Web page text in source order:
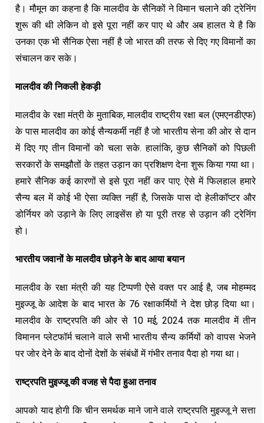
है। मौमून का कहना है कि मालदीव के सैनिकों ने विमान चलाने की ट्रेनिंग
शुरू की थी लेकिन वो इसे पूरा नहीं कर पाए थे और अब हालत ये है कि
उनका एक भी सैनिक ऐसा नहीं है जो भारत की तरफ से दिए गए विमानों का
संचालन कर सके।
मालदीव की निकली हेकड़ी
मालदीव के रक्षा मंत्री के मुताबिक, मालदीव राष्ट्रीय रक्षा बल (एमएनडीएफ)
के पास मालदीव का कोई सैन्यकर्मी नहीं है जो भारतीय सेना की ओर से दान
में दिए गए तीन विमानों को चला सके. हालांकि, कुछ सैनिकों को पिछली
सरकारों के समझौतों के तहत उड़ान का प्रशिक्षण देना शुरू किया गया था।
हमारे सैनिक कई कारणों से इसे पूरा नहीं कर पाए. ऐसे में फिलहाल हमारे
सैन्य बल में कोई भी ऐसा व्यक्ति नहीं है, जिसके पास दो हेलीकॉप्टर और
डोर्नियर को उड़ाने के लिए लाइसेंस हो या पूरी तरह से उड़ान की ट्रेनिंग
हो।
भारतीय जवानों के मालदीव छोड़ने के बाद आया बयान
मालदीव के रक्षा मंत्री की यह टिप्पणी ऐसे वक्त पर आई है, जब मोहम्मद
मुइज्जू के आदेश के बाद भारत के 76 रक्षाकर्मियों ने देश छोड़ दिया था।
मालदीव के राष्ट्रपति की ओर से 10 मई, 2024 तक मालदीव में तीन
विमानन प्लेटफॉर्म चलाने वाले सभी भारतीय सैन्य कर्मियों को वापस भेजने
पर जोर देने के बाद दोनों देशों के संबंधों में गंभीर तनाव पैदा हो गया था।
राष्ट्रपति मुइज्जू की वजह से पैदा हुआ तनाव
आपको याद होगी कि चीन समर्थक माने जाने वाले राष्ट्रपति मुइज्जू ने सत्ता